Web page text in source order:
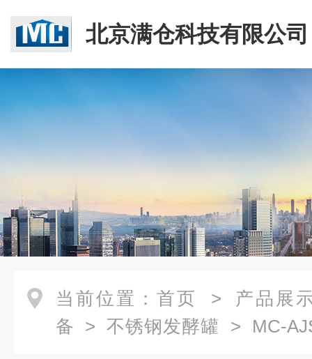
北京满仓科技有限公司
当前位置： 首页 > 产品展
备 > 不锈钢发酵罐 > MC-